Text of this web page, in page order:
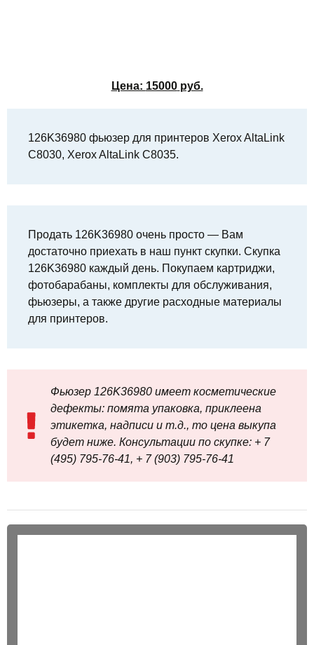
Цена: 15000 руб.
126K36980 фьюзер для принтеров Xerox AltaLink
C8030, Xerox AltaLink C8035.
Продать 126K36980 очень просто — Вам
достаточно приехать в наш пункт скупки. Скупка
126K36980 каждый день. Покупаем картриджи,
фотобарабаны, комплекты для обслуживания,
фьюзеры, а также другие расходные материалы
для принтеров.
Фьюзер 126K36980 имеет косметические
дефекты: помята упаковка, приклеена
этикетка, надписи и т.д., то цена выкупа
будет ниже. Консультации по скупке: + 7
(495) 795-76-41, + 7 (903) 795-76-41